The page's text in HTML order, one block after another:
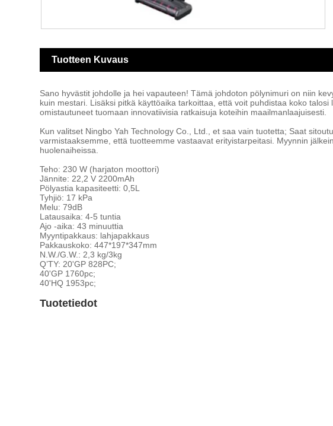
Tuotteen Kuvaus
Sano hyvästit johdolle ja hei vapauteen! Tämä johdoton pölynimuri on niin
kuin mestari. Lisäksi pitkä käyttöaika tarkoittaa, että voit puhdistaa koko
omistautuneet tuomaan innovatiivisia ratkaisuja koteihin maailmanlaajuisesti.
Kun valitset Ningbo Yah Technology Co., Ltd., et saa vain tuotetta; Saat
varmistaaksemme, että tuotteemme vastaavat erityistarpeitasi. Myynnin
huolenaiheissa.
Teho: 230 W (harjaton moottori)
Jännite: 22,2 V 2200mAh
Pölyastia kapasiteetti: 0,5L
Tyhjiö: 17 kPa
Melu: 79dB
Latausaika: 4-5 tuntia
Ajo -aika: 43 minuuttia
Myyntipakkaus: lahjapakkaus
Pakkauskoko: 447*197*347mm
N.W./G.W.: 2,3 kg/3kg
Q’TY: 20'GP 828PC;
40'GP 1760pc;
40'HQ 1953pc;
Tuotetiedot